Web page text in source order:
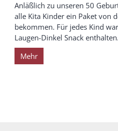
Anläßlich zu unseren 50
alle Kita Kinder ein Paket von
bekommen. Für jedes Kind
Laugen-Dinkel Snack
Mehr